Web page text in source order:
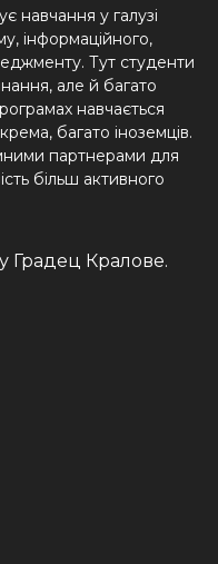
навчання у галузі
інформаційного,
Тут студенти
але й багато
навчається
багато іноземців.
партнерами для
більш активного